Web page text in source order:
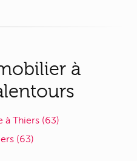
à
à Thiers (63)
(63)